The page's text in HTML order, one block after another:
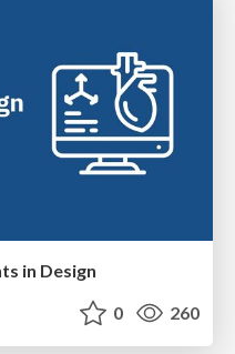
in Design
0 260